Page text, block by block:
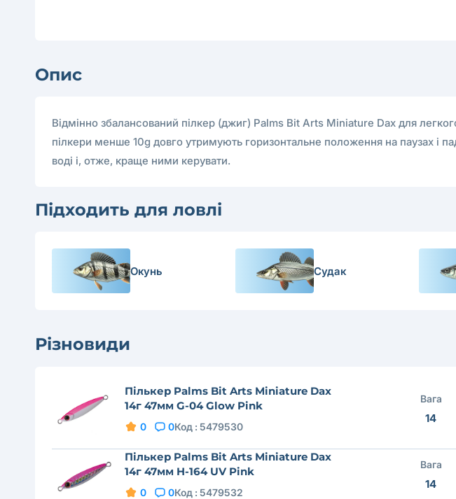
Опис
Відмінно збалансований пілкер (джиг) Palms Bit Arts Miniature Dax для
пілкери менше 10g довго утримують горизонтальне положення на паузах і
воді і, отже, краще ними керувати.
Підходить для ловлі
Окунь Судак
Різновиди
Пількер Palms Bit Arts Miniature Dax
14г 47мм G-04 Glow Pink
0 0Код : 5479530
Вага
14
Пількер Palms Bit Arts Miniature Dax
14г 47мм H-164 UV Pink
0 0Код : 5479532
Вага
14